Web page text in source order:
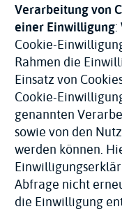
Verarbeitung von
einer Einwilligung:
Cookie-
Rahmen die
Einsatz von
Cookie-
genannten
sowie von den
werden können.
Abfrage nicht
die Einwilligung